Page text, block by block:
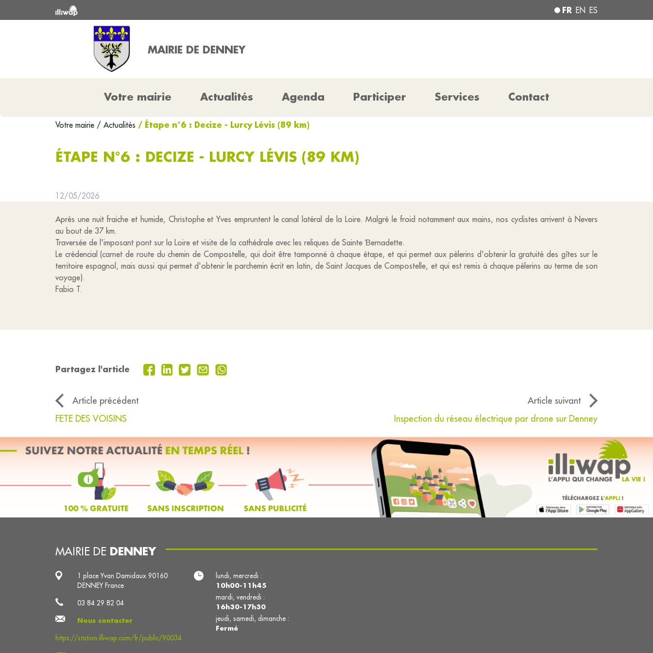
FR EN ES
MAIRIE DE DENNEY
Votre mairie Actualités Agenda Participer Services Contact
Votre mairie / Actualités / Étape n°6 : Decize - Lurcy Lévis (89 km)
ÉTAPE N°6 : DECIZE - LURCY LÉVIS (89 KM)
12/05/2026
Après une nuit fraiche et humide, Christophe et Yves empruntent le canal latéral de la Loire. Malgré le froid notamment aux mains, nos cyclistes arrivent à Nevers
au bout de 37 km.
Traversée de l'imposant pont sur la Loire et visite de la cathédrale avec les reliques de Sainte Ɓernadette.
Le crédencial (carnet de route du chemin de Compostelle, qui doit être tamponné à chaque étape, et qui permet aux pèlerins d'obtenir la gratuité des gîtes sur le
territoire espagnol, mais aussi qui permet d'obtenir le parchemin écrit en latin, de Saint Jacques de Compostelle, et qui est remis à chaque pèlerins au terme de son
voyage).
Fabio T.
Partagez l'article
Article précédent
Article suivant
FETE DES VOISINS
Inspection du réseau électrique par drone sur Denney
MAIRIE DE DENNEY
1 place Yvan Damidaux 90160
DENNEY France
03 84 29 82 04
Nous contacter
https://station.illiwap.com/fr/public/90034
lundi, mercredi :
10h00-11h45
mardi, vendredi :
16h30-17h30
jeudi, samedi, dimanche :
Fermé